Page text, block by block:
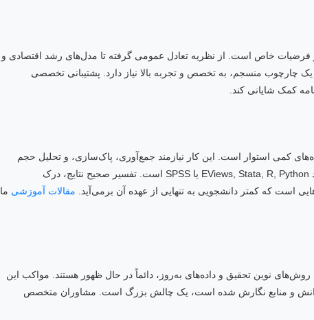
و فرضیات خاص است. از نظریه تعادل عمومی گرفته تا مدل‌های رشد اقتصادی و
چارچوب منسجم، به تخصص و تجربه بالا نیاز دارد. پشتیبانی تخصصی
کمک شایانی کند.
کمی استوار است. این کار نیازمند جمع‌آوری، پاک‌سازی، و تحلیل حجم
زیادی از داده‌ها با استفاده از نرم‌افزارهای اقتصادسنجی مانند EViews, Stata, R, Python یا SPSS است. تفسیر صحیح نتایج، درک
است که کمتر دانشجویی به تنهایی از عهده آن برمی‌آید. مقالات آموزشی ما
نوین تحقیق و داده‌های به‌روز، دائماً در حال ظهور هستند. مواکب این
دانش و منابع نگارش شده است، یک چالش بزرگ است. مشاوران متخصص